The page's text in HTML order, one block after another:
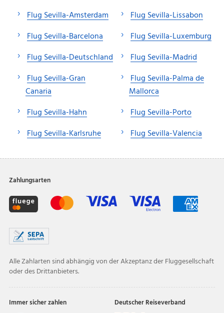
Flug Sevilla-Amsterdam
Flug Sevilla-Barcelona
Flug Sevilla-Deutschland
Flug Sevilla-Gran
Canaria
Flug Sevilla-Hahn
Flug Sevilla-Karlsruhe
Flug Sevilla-Lissabon
Flug Sevilla-Luxemburg
Flug Sevilla-Madrid
Flug Sevilla-Palma de
Mallorca
Flug Sevilla-Porto
Flug Sevilla-Valencia